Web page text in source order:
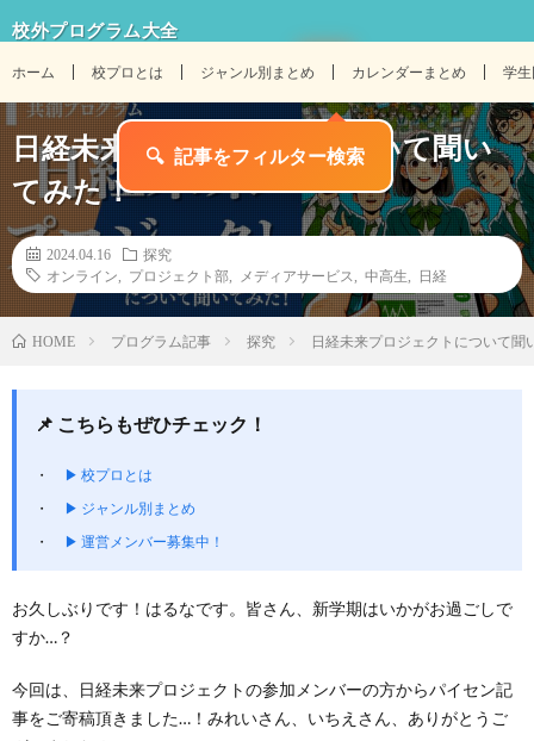
校外プログラム大全
ホーム 校プロとは ジャンル別まとめ カレンダーまとめ 学
日経未来プロジェクトについて聞い
てみた！
2024.04.16
探究
オンライン
プロジェクト部 メディアサービス 中高生 日経
HOME プログラム記事 探究 日経未来プロジェクトについて聞
📌 こちらもぜひチェック！
▶ 校プロとは
▶ ジャンル別まとめ
▶ 運営メンバー募集中！
お久しぶりです！はるなです。皆さん、新学期はいかがお過ごしで
すか…？
今回は、日経未来プロジェクトの参加メンバーの方からパイセン記
事をご寄稿頂きました…！みれいさん、いちえさん、ありがとうご